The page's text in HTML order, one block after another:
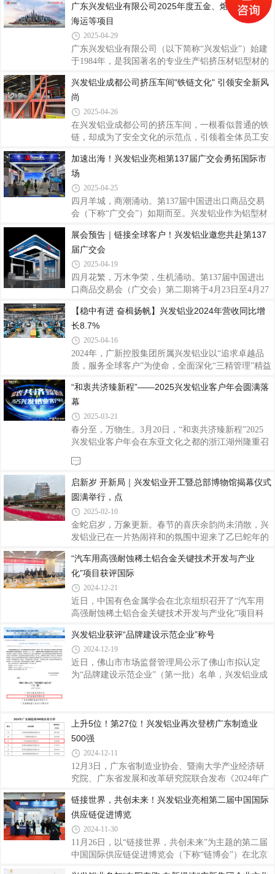
了坚实基础。实地考察交流 携手同行共赢越南经销商
团在兴发铝业工作人员的带领下，前往总部厂区内各
大生产车间进行实地考察，现场观摩了解铝型
1984年创立以来，历经四十余载风雨兼程，从一家名
不见经传的铝型材厂崛起成为行业领军者，更以技术
创新、品质坚守、数智生产和全球化视野，打造出兼
具行业标杆意义与品牌特色的企业形象。一、品质坚
守，筑牢品牌基石在兴发铝业的品牌文化体系
六字核心价值观贯穿始终，产品理念强调“苛求细
节、过程控制”，通过建立国家认可实验室、实施现
代化
广东兴发铝业有限公司2025年度五金、熔辅、包材、
海运等项目
2025-04-29
广东兴发铝业有限公司（以下简称“兴发铝业”）始建
于1984年，是我国著名的专业生产铝挤压材铝型材的
山（3个）、江西宜春、四川成都、河南沁阳、浙江
湖州基地，海外澳洲基地接近完成建设，越南基地正
在建设中。2011年，广新控股集团（2023年及2024年
《财富》世界500强）入股兴发，开创中国铝型材行
业国有、民营混合所有制之先河，从强化党建引领、
到整个企业文化和全体员工精神面貌方方面面都焕然
一新，兴发铝业迎来了良性扩张。近年来，兴发
兴发铝业成都公司挤压车间"铁链文化" 引领安全新风
尚
2025-04-26
在兴发铝业成都公司的挤压车间，一根看似普通的铁
链，却成为了安全文化的示范点，引领着全体员工安
从个体习惯到全员参与，“铁链文化”的实践与深化，
不仅塑造了公司的安全底色，更成为保障员工生命安
全的坚实防线。（图为14#厂房送模平台送模口区域
近貌）铁链安全文化的起源与示范物理防线的诞生为
杜绝送模平台区域的意外坠落风险，14#厂房率先在
理谭日纯明确提出要求：机台员工每日检查铁链完好
性，并在模具搬运作业后必须挂回铁链，形成
加速出海！兴发铝业亮相第137届广交会勇拓国际市
场
2025-04-25
四月羊城，商潮涌动。第137届中国进出口商品交易
会（下称“广交会”）如期而至。兴发铝业作为铝型材
智能高品质系统门窗产品及应用解决方案，积极推动
品牌出海，以产品硬实力和卓越品质服务向全球展示
中国智造的风采，加速出海步伐，全力拓展国际市
场。图：兴发铝业展位兴发铝业是中国先进铝型材制
造商之一，也是国家制造业单项冠军企业，一直致力
家和地区。此次参展，兴发铝业洞察市场需求进行产
品创新，重点展示了168电动全景门系列、123W
展会预告｜链接全球客户！兴发铝业邀您共赴第137
届广交会
2025-04-19
四月花繁，万木争荣，生机涌动。第137届中国进出
口商品交易会（广交会）第二期将于4月23日至4月27
“风向标”，广交会是全球贸易的重要平台，也是企业
展示实力、开拓国际市场的绝佳机会。兴发铝业作为
集铝型材研发、生产、销售、服务于一体的上市企
业，将携代表性精品亮相本届广交会，此次兴发铝业
展位号：B区12.1C29-30，D13-14，诚邀海内外客户
的发展历程中，始终秉承 “客户为本、品质为纲、创
新引领、匠心智造” 的核心价值观，打造铝
【稳中有进 奋楫扬帆】兴发铝业2024年营收同比增
长8.7%
2025-04-16
2024年，广新控股集团所属兴发铝业以“追求卓越品
质，服务全球客户”为使命，全面深化“三精管理”精益
利润8.28亿元。近五年营业收入及净利润的复合增长
率分别达10.8%及6.6%，各项经营指标持续向好，进
一步巩固行业领先地位。主业优势持续强化兴发铝业
聚焦建筑铝型材核心主业，通过智能制造升级和全球
化布局双轮驱动，显著提升主业竞争力。兴发铝业建
17.7%，创下历史新高。在智能制造升级方面，顺利
完成浙江湖州项目建设，生产效率稳步提升。
“和衷共济臻新程”——2025兴发铝业客户年会圆满落
幕
2025-03-21
春分至，万物生。3月20日，“和衷共济臻新程”2025
兴发铝业客户年会在东亚文化之都的浙江湖州隆重召
庆、公司领导班子成员、特邀嘉宾、经销商代表、合
作伙伴以及兴发铝业的同仁们齐聚一堂，携手研讨发
展规划，共同见证荣耀时刻，齐心畅谈未来蓝图。
启新岁 开新局｜兴发铝业开工暨总部博物馆揭幕仪式
圆满举行，点
2025-02-10
金蛇启岁，万象更新。春节的喜庆余韵尚未消散，兴
发铝业已在一片热闹祥和的氛围中迎来了乙巳蛇年的
着喜庆的气息，以满满的仪式感开启了2025年的新征
程。鞭炮齐鸣启新程开工现场，鞭炮整齐环绕排列，
一场燃放鞭炮仪式正式拉开了新一年奋斗的序幕。随
着开工吉时的临近，公司员工们纷纷聚集在空旷区
域，鞭炮被点燃瞬间，噼里啪啦的声响顿时响彻四
红红火火、蒸蒸日上。为祈求新的一年生意兴隆、诸
事顺遂，公司精心筹备了充满传统韵味与美好寓意
“汽车用高强耐蚀稀土铝合金关键技术开发与产业
化”项目获评国际
2024-12-21
近日，中国有色金属学会在北京组织召开了“汽车用
高强耐蚀稀土铝合金关键技术开发与产业化”项目科
公司、佛山大学、江西理工大学共同完成。评价会邀
请了中铝科学技术研究院教授级高工娄花芬、北京科
技大学教授连芳、中国有色金属学会教授级高工张洪
国、中国有研科技集团有限公司教授级高工闫丽珍、
资料，通过讨论质询，与会专家一致认为，“汽
兴发铝业获评“品牌建设示范企业”称号
2024-12-19
近日，佛山市市场监督管理局公示了佛山市拟认定
为“品牌建设示范企业”（第一批）名单，兴发铝业成
业自1984年创立以来，积极参与标准的起草编制工
作，以标准推动企业创新发展，现已参与标准起草制
定超160项，并通过严格细分生产工序环节的工艺技
术文件和质量控制标准，不断完善形成完整的产品质
量保证体系，产品质量均超出国标，达到世界标准认
可。长期以来公司注重品牌商标的保护与管理，
上升5位！第27位！兴发铝业再次登榜广东制造业
500强
2024-12-11
12月3日，广东省制造业协会、暨南大学产业经济研
究院、广东省发展和改革研究院联合发布《2024年广
第27位，排名较去年上升了5位，再次展现了兴发铝
业在制造业领域的卓越实力和创新能力。据了
解，“广东省制造业500强”由省工业和信息化厅、省
发展改革委、省商务厅指导，暨南大学产业经济研究
院、省制造业协会、省发展和改革研究院主办评选，
链接世界，共创未来！兴发铝业亮相第二届中国国际
供应链促进博览
2024-11-30
11月26日，以“链接世界，共创未来”为主题的第二届
中国国际供应链促进博览会（下称“链博会”）在北京